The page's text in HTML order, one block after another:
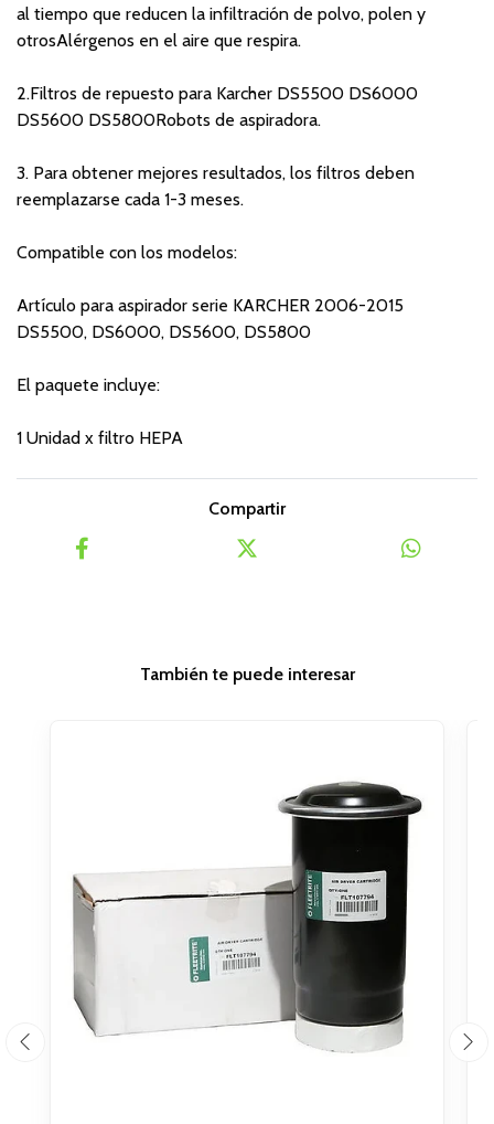
al tiempo que reducen la infiltración de polvo, polen y
otrosAlérgenos en el aire que respira.
2.Filtros de repuesto para Karcher DS5500 DS6000
DS5600 DS5800Robots de aspiradora.
3. Para obtener mejores resultados, los filtros deben
reemplazarse cada 1-3 meses.
Compatible con los modelos:
Artículo para aspirador serie KARCHER 2006-2015
DS5500, DS6000, DS5600, DS5800
El paquete incluye:
1 Unidad x filtro HEPA
Compartir
También te puede interesar